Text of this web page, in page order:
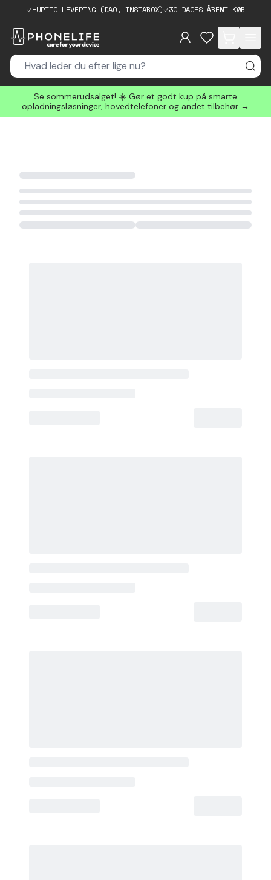
HURTIG LEVERING (DAO, INSTABOX) 30 DAGES ÅBENT KØB
items in cart,
Se sommerudsalget! ☀️ Gør et godt kup på smarte
opladningsløsninger, hovedtelefoner og andet tilbehør →